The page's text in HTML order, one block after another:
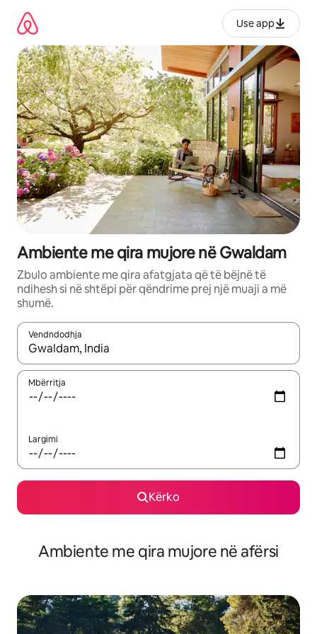
përmbajtja
Use app
Ambiente me qira mujore në Gwaldam
Zbulo ambiente me qira afatgjata që të bëjnë të
ndihesh si në shtëpi për qëndrime prej një muaji a më
shumë.
Vendndodhja
Kur rezultatet të jenë të disponueshme, lëviz me butonat e
Mbërritja
Largimi
Kërko
Ambiente me qira mujore në afërsi